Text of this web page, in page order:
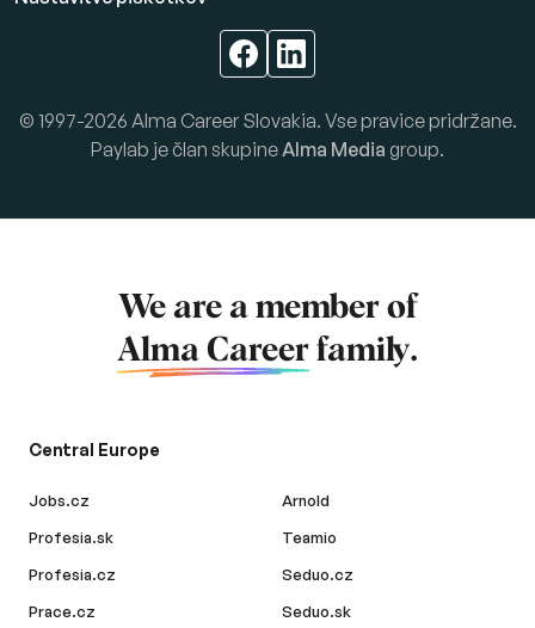
© 1997-2026 Alma Career Slovakia. Vse pravice pridržane.
Paylab je član skupineAlma Media group.
We are a member of
Alma Career family.
Central Europe
Jobs.cz
Profesia.sk
Profesia.cz
Prace.cz
Arnold
Teamio
Seduo.cz
Seduo.sk